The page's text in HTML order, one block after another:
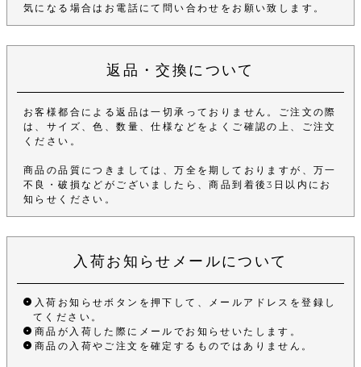
気になる場合はお電話にて問い合わせをお願い致します。
返品・交換について
お客様都合による返品は一切承っておりません。ご注文の際
は、サイズ、色、数量、仕様などをよくご確認の上、ご注文
ください。
商品の品質につきましては、万全を期しておりますが、万一
不良・破損などがございましたら、商品到着後3日以内にお
知らせください。
入荷お知らせメールについて
入荷お知らせボタンを押下して、メールアドレスを登録し
てください。
商品が入荷した際にメールでお知らせいたします。
商品の入荷やご注文を確定するものではありません。